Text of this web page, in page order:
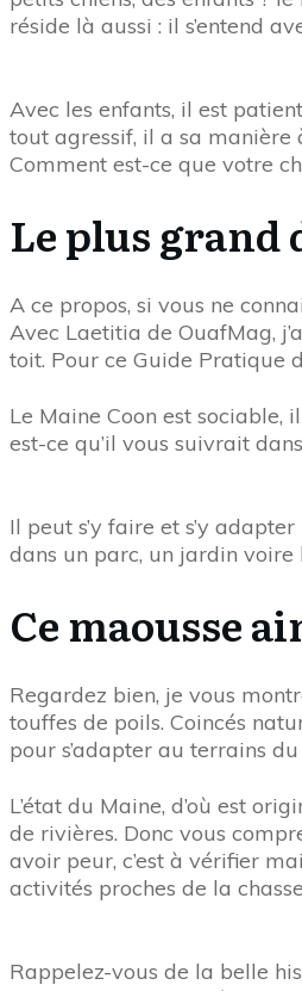
réside là aussi : il s’entend
Avec les enfants, il est
tout agressif, il a sa
Comment est-ce que votre
Le plus grand
A ce propos, si vous ne
Avec Laetitia de OuafMag,
toit. Pour ce Guide Pratique
Le Maine Coon est
est-ce qu’il vous suivrait
Il peut s’y faire et s’y
dans un parc, un jardin voire
Ce maousse
Regardez bien, je vous
touffes de poils. Coincés
pour s’adapter au terrains
L’état du Maine, d’où est
de rivières. Donc vous
avoir peur, c’est à vérifier
activités proches de la
Rappelez-vous de la belle